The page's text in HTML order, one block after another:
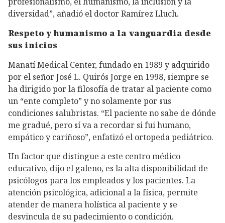
diversidad”, añadió el doctor Ramírez Lluch.
Respeto y humanismo a la vanguardia desde
sus inicios
Manatí Medical Center, fundado en 1989 y adquirido
por el señor José L. Quirós Jorge en 1998, siempre se
ha dirigido por la filosofía de tratar al paciente como
un “ente completo” y no solamente por sus
condiciones salubristas. “El paciente no sabe de dónde
me gradué, pero sí va a recordar si fui humano,
empático y cariñoso”, enfatizó el ortopeda pediátrico.
Un factor que distingue a este centro médico
educativo, dijo el galeno, es la alta disponibilidad de
psicólogos para los empleados y los pacientes. La
atención psicológica, adicional a la física, permite
atender de manera holística al paciente y se
desvincula de su padecimiento o condición.